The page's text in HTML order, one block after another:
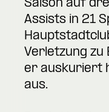
Saison auf
Assists in 21
Verletzung zu
er auskuriert
aus.